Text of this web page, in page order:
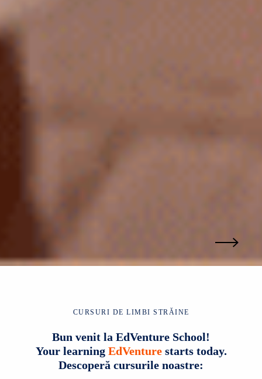
CURSURI DE LIMBI STRĂINE
Bun venit la EdVenture School!
Your learning EdVenturestarts today.
Descoperă cursurile noastre: